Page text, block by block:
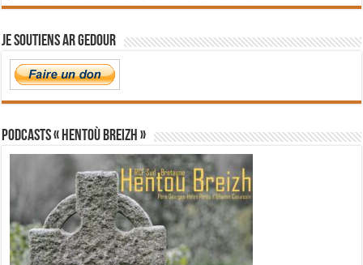
Je soutiens Ar Gedour
PODCASTS « Hentoù Breizh »